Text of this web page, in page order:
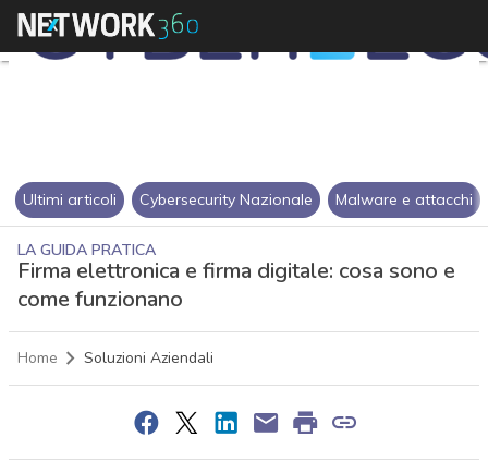
Ultimi articoli Cybersecurity Nazionale Malware e attacchi
LA GUIDA PRATICA
Firma elettronica e firma digitale: cosa sono e
come funzionano
Home Soluzioni Aziendali